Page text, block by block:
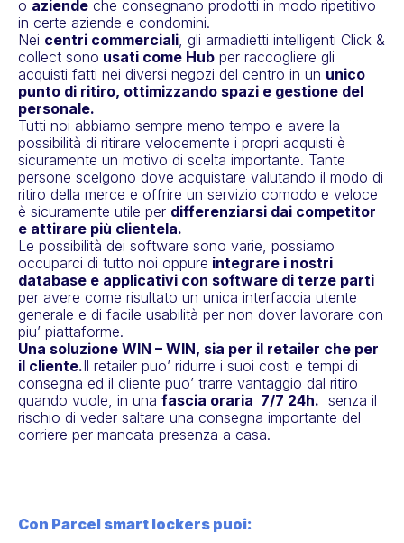
o aziende che consegnano prodotti in modo ripetitivo
in certe aziende e condomini.
Nei centri commerciali, gli armadietti intelligenti Click &
collect sono usati come Hub per raccogliere gli
acquisti fatti nei diversi negozi del centro in un unico
punto di ritiro, ottimizzando spazi e gestione del
personale.
Tutti noi abbiamo sempre meno tempo e avere la
possibilità di ritirare velocemente i propri acquisti è
sicuramente un motivo di scelta importante. Tante
persone scelgono dove acquistare valutando il modo di
ritiro della merce e offrire un servizio comodo e veloce
è sicuramente utile per differenziarsi dai competitor
e attirare più clientela.
Le possibilità dei software sono varie, possiamo
occuparci di tutto noi oppure integrare i nostri
database e applicativi con software di terze parti
per avere come risultato un unica interfaccia utente
generale e di facile usabilità per non dover lavorare con
piu’ piattaforme.
Una soluzione WIN – WIN, sia per il retailer che per
il cliente.Il retailer puo’ ridurre i suoi costi e tempi di
consegna ed il cliente puo’ trarre vantaggio dal ritiro
quando vuole, in una fascia oraria 7/7 24h. senza il
rischio di veder saltare una consegna importante del
corriere per mancata presenza a casa.
Con Parcel smart lockers puoi: